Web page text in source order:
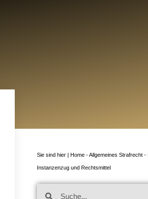
Sie sind hier | Home-Allgemeines Strafrecht-
Instanzenzug und Rechtsmittel